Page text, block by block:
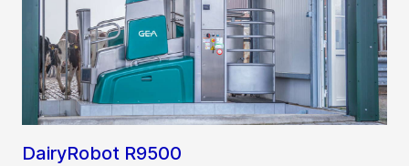
DairyRobot R9500